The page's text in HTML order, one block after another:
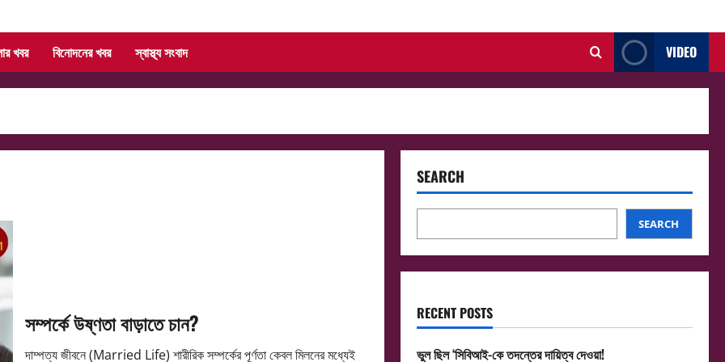
খবর বিনোদনের খবর স্বাস্থ্য সংবাদ VIDEO
সম্পর্কে উষ্ণতা বাড়াতে চান?
দাম্পত্য জীবনে (Married Life) শারীরিক সম্পর্কের পূর্ণতা কেবল মিলনের মধ্যেই
SEARCH
SEARCH
RECENT POSTS
ভুল ছিল ‘সিবিআই-কে তদন্তের দায়িত্ব দেওয়া!